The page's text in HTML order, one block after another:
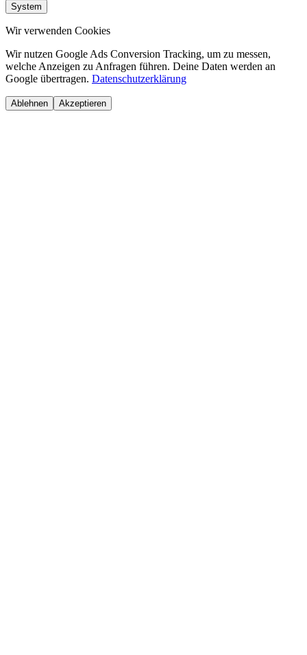
System
Wir verwenden Cookies
Wir nutzen Google Ads Conversion Tracking, um zu messen,
welche Anzeigen zu Anfragen führen. Deine Daten werden an
Google übertragen. Datenschutzerklärung
Ablehnen Akzeptieren